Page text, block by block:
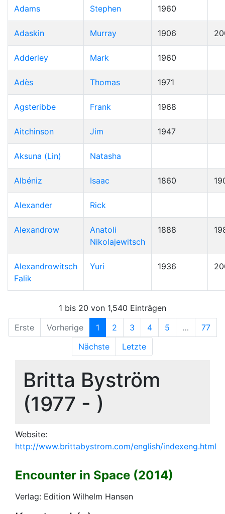
Adams Stephen 1960
Adaskin Murray 1906
Adderley Mark 1960
Adès Thomas 1971
Agsteribbe Frank 1968
Aitchinson Jim 1947
Aksuna (Lin) Natasha
Albéniz Isaac 1860
Alexander Rick
Alexandrow
Anatoli
Nikolajewitsch
1888
Alexandrowitsch
Falik
Yuri 1936
1 bis 20 von 1,540 Einträgen
Erste
Vorherige 1 2 3 4 5 …
77
Nächste
Letzte
Britta Byström
(1977 - )
Website:
http://www.brittabystrom.com/english/indexeng.html
Encounter in Space (2014)
Verlag: Edition Wilhelm Hansen